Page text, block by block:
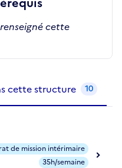
cette
cette structure 10
de mission intérimaire
35h/semaine